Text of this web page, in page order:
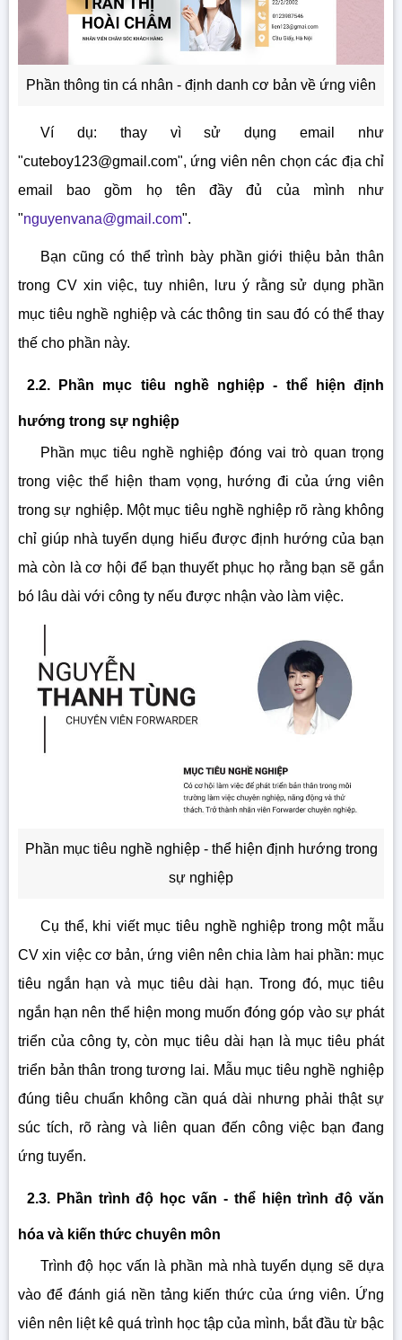
Phần thông tin cá nhân - định danh cơ bản về ứng viên
Ví dụ: thay vì sử dụng email như
"cuteboy123@gmail.com", ứng viên nên chọn các địa chỉ
email bao gồm họ tên đầy đủ của mình như
"nguyenvana@gmail.com".
Bạn cũng có thể trình bày phần giới thiệu bản thân
trong CV xin việc, tuy nhiên, lưu ý rằng sử dụng phần
mục tiêu nghề nghiệp và các thông tin sau đó có thể thay
thế cho phần này.
2.2. Phần mục tiêu nghề nghiệp - thể hiện định
hướng trong sự nghiệp
Phần mục tiêu nghề nghiệp đóng vai trò quan trọng
trong việc thể hiện tham vọng, hướng đi của ứng viên
trong sự nghiệp. Một mục tiêu nghề nghiệp rõ ràng không
chỉ giúp nhà tuyển dụng hiểu được định hướng của bạn
mà còn là cơ hội để bạn thuyết phục họ rằng bạn sẽ gắn
bó lâu dài với công ty nếu được nhận vào làm việc.
Phần mục tiêu nghề nghiệp - thể hiện định hướng trong
sự nghiệp
Cụ thể, khi viết mục tiêu nghề nghiệp trong một mẫu
CV xin việc cơ bản, ứng viên nên chia làm hai phần: mục
tiêu ngắn hạn và mục tiêu dài hạn. Trong đó, mục tiêu
ngắn hạn nên thể hiện mong muốn đóng góp vào sự phát
triển của công ty, còn mục tiêu dài hạn là mục tiêu phát
triển bản thân trong tương lai. Mẫu mục tiêu nghề nghiệp
đúng tiêu chuẩn không cần quá dài nhưng phải thật sự
súc tích, rõ ràng và liên quan đến công việc bạn đang
ứng tuyển.
2.3. Phần trình độ học vấn - thể hiện trình độ văn
hóa và kiến thức chuyên môn
Trình độ học vấn là phần mà nhà tuyển dụng sẽ dựa
vào để đánh giá nền tảng kiến thức của ứng viên. Ứng
viên nên liệt kê quá trình học tập của mình, bắt đầu từ bậc